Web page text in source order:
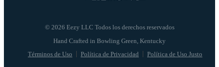
© 2026 Eezy LLC Todos los derechos reservados
Términos de Uso Política de Privacidad Política de Uso Justo